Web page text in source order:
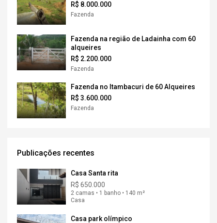
R$ 8.000.000
Fazenda
Fazenda na região de Ladainha com 60
alqueires
R$ 2.200.000
Fazenda
Fazenda no Itambacuri de 60 Alqueires
R$ 3.600.000
Fazenda
Publicações recentes
Casa Santa rita
R$ 650.000
2 camas • 1 banho • 140 m²
Casa
Casa park olímpico